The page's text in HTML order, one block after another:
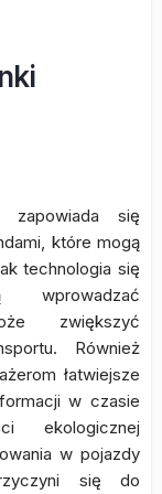
zapowiada się
które mogą
technologia się
wprowadzać
zwiększyć
Również
łatwiejsze
w czasie
ekologicznej
w pojazdy
się do